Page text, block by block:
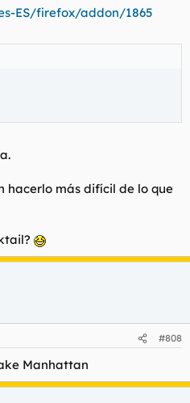
ES/firefox/addon/1865
hacerlo más difícil de lo que
#808
Manhattan